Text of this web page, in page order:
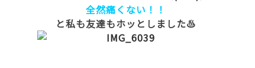
全然痛くない！！
と私も友達もホッとしました♨